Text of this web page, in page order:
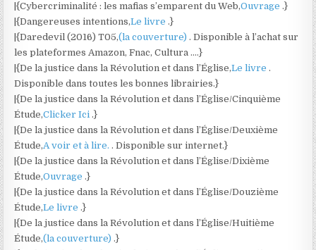
|{Cybercriminalité : les mafias s’emparent du Web,Ouvrage.}
|{Dangereuses intentions,Le livre.}
|{Daredevil (2016) T05,(la couverture). Disponible à l’achat sur
les plateformes Amazon, Fnac, Cultura ….}
|{De la justice dans la Révolution et dans l’Église,Le livre.
Disponible dans toutes les bonnes librairies.}
|{De la justice dans la Révolution et dans l’Église/Cinquième
Étude,Clicker Ici.}
|{De la justice dans la Révolution et dans l’Église/Deuxième
Étude,A voir et à lire.. Disponible sur internet.}
|{De la justice dans la Révolution et dans l’Église/Dixième
Étude,Ouvrage.}
|{De la justice dans la Révolution et dans l’Église/Douzième
Étude,Le livre.}
|{De la justice dans la Révolution et dans l’Église/Huitième
Étude,(la couverture).}